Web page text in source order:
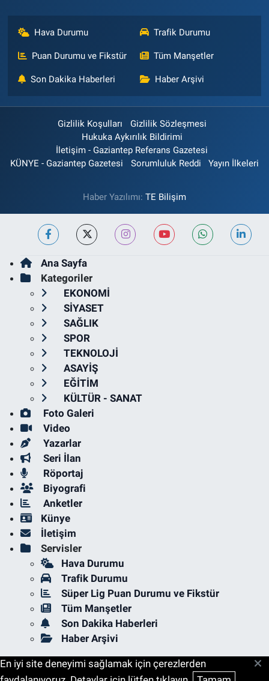
Hava Durumu Trafik Durumu
Puan Durumu ve Fikstür Tüm Manşetler
Son Dakika Haberleri Haber Arşivi
Gizlilik Koşulları
Gizlilik Sözleşmesi
Hukuka Aykırılık Bildirimi
İletişim - Gaziantep Referans Gazetesi
KÜNYE - Gaziantep Gazetesi
Sorumluluk Reddi Yayın İlkeleri
Haber Yazılımı: TE Bilişim
Ana Sayfa
Kategoriler
EKONOMİ
SİYASET
SAĞLIK
SPOR
TEKNOLOJİ
ASAYİŞ
EĞİTİM
KÜLTÜR - SANAT
Foto Galeri
Video
Yazarlar
Seri İlan
Röportaj
Biyografi
Anketler
Künye
İletişim
Servisler
Hava Durumu
Trafik Durumu
Süper Lig Puan Durumu ve Fikstür
Tüm Manşetler
Son Dakika Haberleri
Haber Arşivi
En iyi site deneyimi sağlamak için çerezlerden